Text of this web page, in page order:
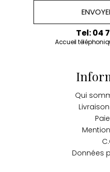
Tel: 04
Accueil
Qui
Données